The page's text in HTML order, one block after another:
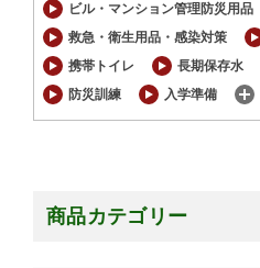
ビル・マンション管理防災用品
救急・衛生用品・感染対策
携帯トイレ
長期保存水
防災訓練
入学準備
商品カテゴリー